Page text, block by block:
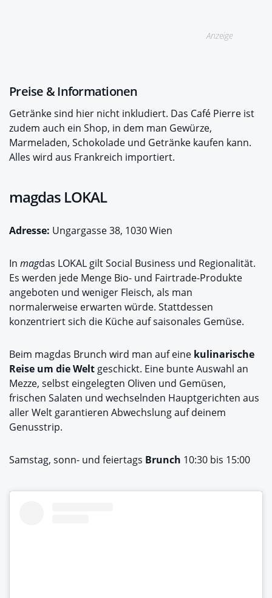
Anzeige
Preise & Informationen
Getränke sind hier nicht inkludiert. Das Café Pierre ist
zudem auch ein Shop, in dem man Gewürze,
Marmeladen, Schokolade und Getränke kaufen kann.
Alles wird aus Frankreich importiert.
magdas LOKAL
Adresse: Ungargasse 38, 1030 Wien
In magdas LOKAL gilt Social Business und Regionalität.
Es werden jede Menge Bio- und Fairtrade-Produkte
angeboten und weniger Fleisch, als man
normalerweise erwarten würde. Stattdessen
konzentriert sich die Küche auf saisonales Gemüse.
Beim magdas Brunch wird man auf eine kulinarische
Reise um die Welt geschickt. Eine bunte Auswahl an
Mezze, selbst eingelegten Oliven und Gemüsen,
frischen Salaten und wechselnden Hauptgerichten aus
aller Welt garantieren Abwechslung auf deinem
Genusstrip.
Samstag, sonn- und feiertags Brunch 10:30 bis 15:00